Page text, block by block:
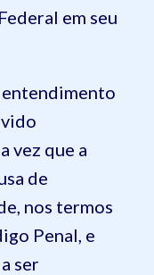
em seu
entendimento
vez que a
de
nos termos
Penal, e
ser